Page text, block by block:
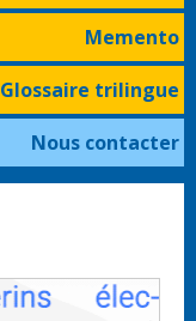
Memento
Glossaire trilingue
Nous contacter